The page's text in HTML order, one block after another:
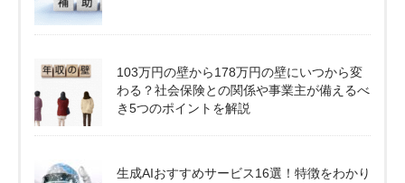
103万円の壁から178万円の壁にいつから変
わる？社会保険との関係や事業主が備えるべ
き5つのポイントを解説
生成AIおすすめサービス16選！特徴をわかり